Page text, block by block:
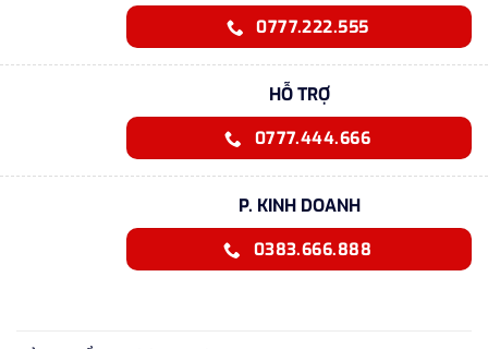
0777.222.555
HỖ TRỢ
0777.444.666
P. KINH DOANH
0383.666.888